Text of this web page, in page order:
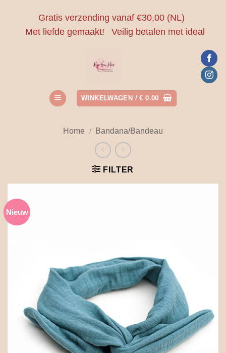
Gratis verzending vanaf €30,00 (NL)
Met liefde gemaakt!
Veilig betalen met ideal
WINKELWAGEN /€ 0.00
Home / Bandana/Bandeau
FILTER
Nieuw